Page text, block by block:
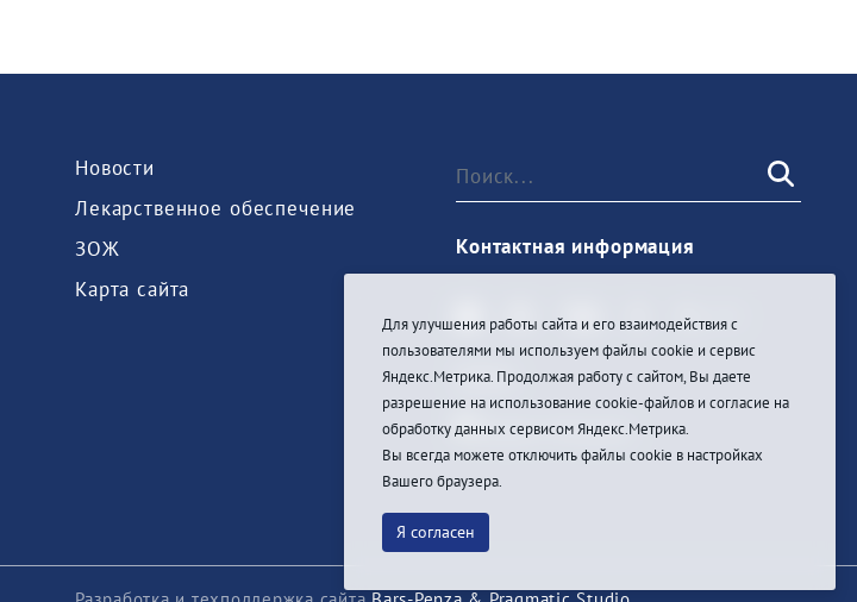
Новости
Лекарственное обеспечение
ЗОЖ
Карта сайта
Контактная информация
Войти
Для улучшения работы сайта и его взаимодействия с
пользователями мы используем файлы cookie и сервис
Яндекс.Метрика. Продолжая работу с сайтом, Вы даете
разрешение на использование cookie-файлов и согласие на
обработку данных сервисом Яндекс.Метрика.
Вы всегда можете отключить файлы cookie в настройках
Вашего браузера.
Я согласен